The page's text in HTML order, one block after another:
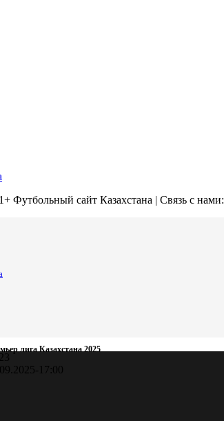
Футбольный сайт Казахстана | Связь с нами:
лига Казахстана 2025
- 17:00